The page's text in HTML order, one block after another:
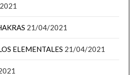
21/04/2021
ELEMENTALES 21/04/2021